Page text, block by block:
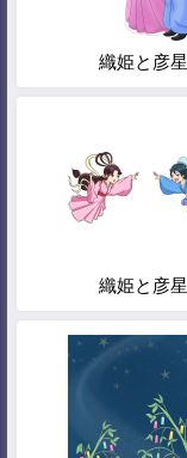
織姫と彦星
織姫と彦星